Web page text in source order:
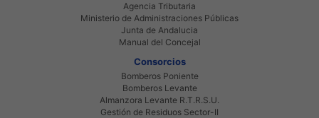
Agencia Tributaria
Ministerio de Administraciones Públicas
Junta de Andalucia
Manual del Concejal
Consorcios
Bomberos Poniente
Bomberos Levante
Almanzora Levante R.T.R.S.U.
Gestión de Residuos Sector-II